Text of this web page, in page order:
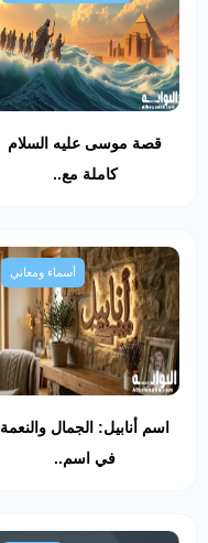
قصة موسى عليه السلام
كاملة مع..
أسماء ومعاني
اسم أنابيل: الجمال والنعمة
في اسم..